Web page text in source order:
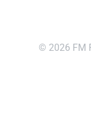
© 2026 FM